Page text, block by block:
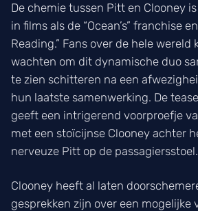
De chemie tussen Pitt en Clooney
in films als de “Ocean’s” franchise
Reading.” Fans over de hele wereld
wachten om dit dynamische duo
te zien schitteren na een
hun laatste samenwerking. De
geeft een intrigerend voorproefje
met een stoïcijnse Clooney achter
nerveuze Pitt op de passagiersstoel.
Clooney heeft al laten
gesprekken zijn over een mogelijke